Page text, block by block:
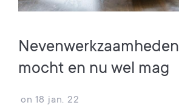
mocht en nu wel mag
on 18 jan. 22